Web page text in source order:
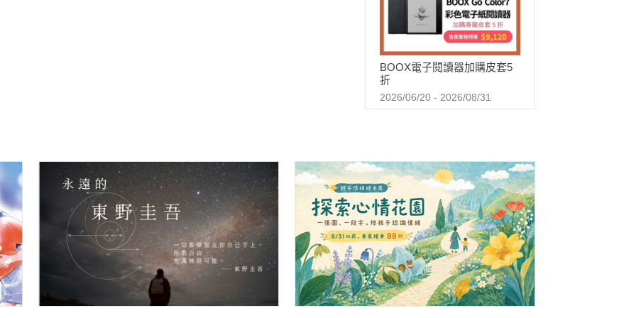
BOOX電子閱讀器加購皮套5
折
2026/06/20 - 2026/08/31